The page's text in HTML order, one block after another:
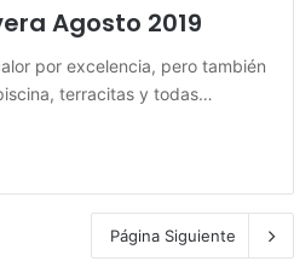
Agosto 2019
por excelencia, pero también
terracitas y todas…
Página Siguiente